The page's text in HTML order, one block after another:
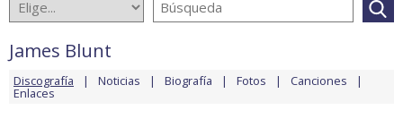
James Blunt
Discografía Noticias Biografía Fotos Canciones
Enlaces